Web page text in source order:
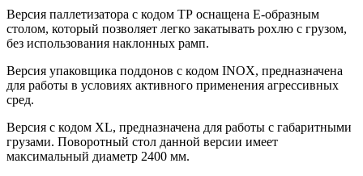
Версия паллетизатора с кодом ТР оснащена Е-образным
столом, который позволяет легко закатывать рохлю с грузом,
без использования наклонных рамп.
Версия упаковщика поддонов с кодом INOX, предназначена
для работы в условиях активного применения агрессивных
сред.
Версия с кодом XL, предназначена для работы с габаритными
грузами. Поворотный стол данной версии имеет
максимальный диаметр 2400 мм.